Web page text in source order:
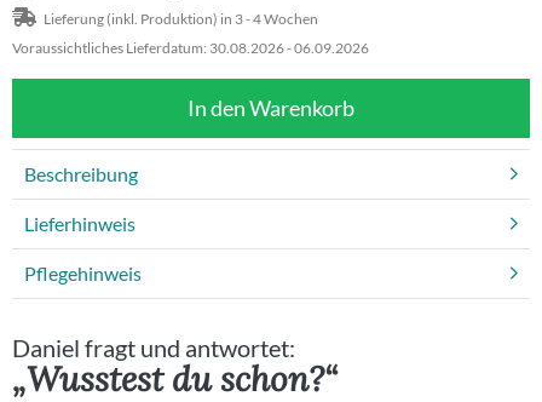
Lieferung (inkl. Produktion) in 3 - 4 Wochen
Voraussichtliches Lieferdatum: 30.08.2026 - 06.09.2026
In den Warenkorb
Beschreibung
Lieferhinweis
Pflegehinweis
Daniel fragt und antwortet:
„Wusstest du schon?“